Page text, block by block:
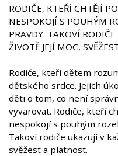
RODIČE, KTEŘÍ CHTĚJÍ
NESPOKOJÍ S POUHÝM
PRAVDY. TAKOVÍ
ŽIVOTĚ JEJÍ MOC,
Rodiče, kteří dětem
dětského srdce. Jejich
děti o tom, co není
vyvarovat. Rodiče, kteří
nespokojí s pouhým
Takoví rodiče ukazují v
svěžest a platnost.